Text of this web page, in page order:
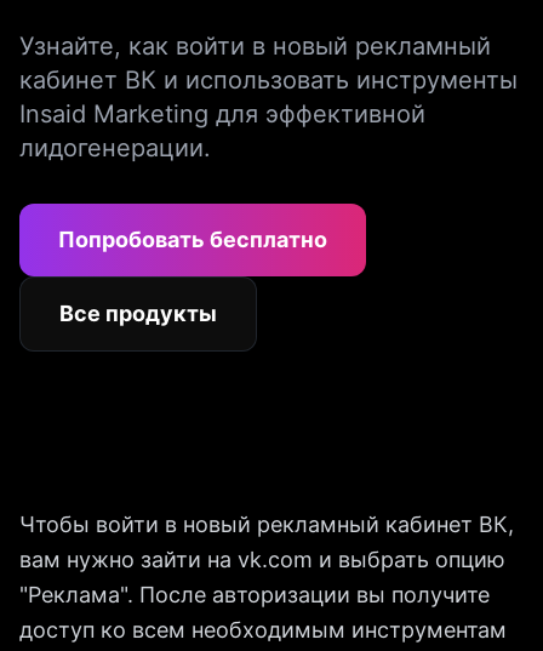
Узнайте, как войти в новый рекламный
кабинет ВК и использовать инструменты
Insaid Marketing для эффективной
лидогенерации.
Попробовать бесплатно
Все продукты
Чтобы войти в новый рекламный кабинет ВК,
вам нужно зайти на vk.com и выбрать опцию
"Реклама". После авторизации вы получите
доступ ко всем необходимым инструментам